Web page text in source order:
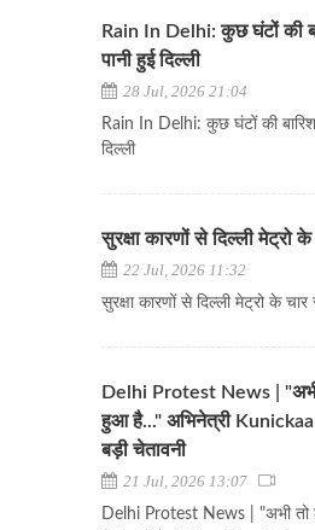
Rain In Delhi: कुछ घंटों की
पानी हुई दिल्ली
28 Jul, 2026 21:04
Rain In Delhi: कुछ घंटों की बारिश
दिल्ली
सुरक्षा कारणों से दिल्ली मेट्रो
22 Jul, 2026 11:32
सुरक्षा कारणों से दिल्ली मेट्रो के
Delhi Protest News |
हुआ है..." अभिनेत्री
बड़ी चेतावनी
21 Jul, 2026 13:07
Delhi Protest News | "अभी